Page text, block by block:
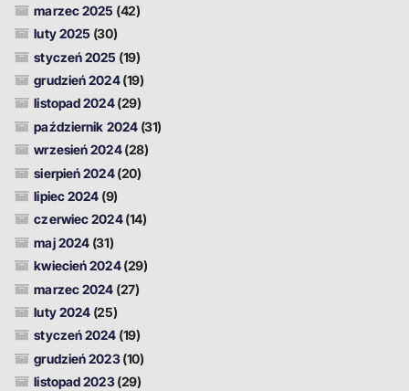
marzec 2025 (42)
luty 2025 (30)
styczeń 2025 (19)
grudzień 2024(19)
listopad 2024(29)
październik 2024(31)
wrzesień 2024(28)
sierpień 2024(20)
lipiec 2024 (9)
czerwiec 2024(14)
maj 2024 (31)
kwiecień 2024(29)
marzec 2024 (27)
luty 2024 (25)
styczeń 2024 (19)
grudzień 2023(10)
listopad 2023(29)